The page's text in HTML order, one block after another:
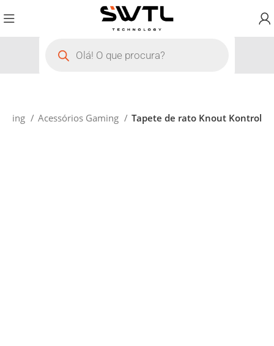
Acessórios Gaming Tapete de rato Knout Kontrol